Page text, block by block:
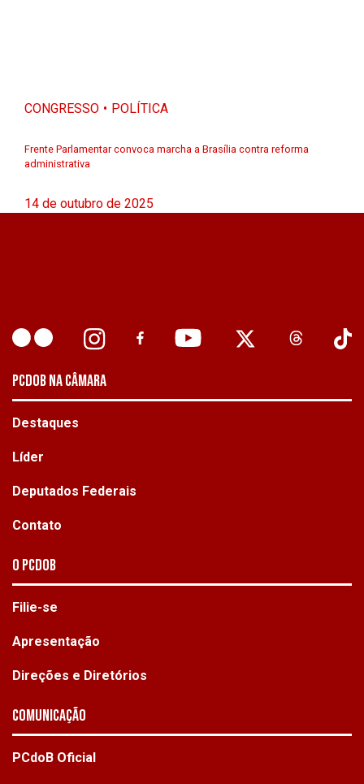
CONGRESSO POLÍTICA
Frente Parlamentar convoca marcha a Brasília contra reforma
administrativa
14 de outubro de 2025
PCDOB NA CÂMARA
Destaques
Líder
Deputados Federais
Contato
O PCdoB
Filie-se
Apresentação
Direções e Diretórios
Comunicação
PCdoB Oficial